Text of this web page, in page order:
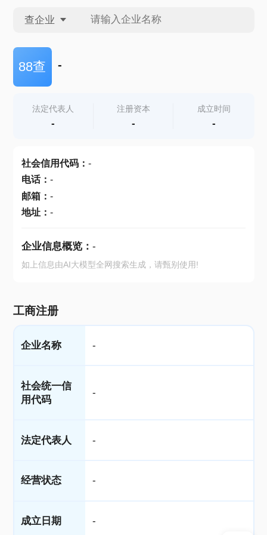
查企业
查企业
查产地
88查 -
法定代表人
-
注册资本
-
成立时间
-
社会信用代码： -
电话： -
邮箱： -
地址： -
企业信息概览： -
如上信息由AI大模型全网搜索生成，请甄别使用!
工商注册
企业名称 -
社会统一信
用代码
-
法定代表人 -
经营状态 -
成立日期 -